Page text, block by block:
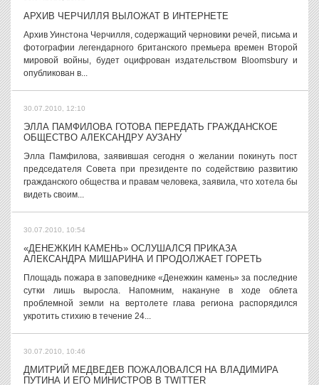
АРХИВ ЧЕРЧИЛЛЯ ВЫЛОЖАТ В ИНТЕРНЕТЕ
Архив Уинстона Черчилля, содержащий черновики речей, письма и
фотографии легендарного британского премьера времен Второй
мировой войны, будет оцифрован издательством Bloomsbury и
опубликован в...
30.07.2010, 12:10
ЭЛЛА ПАМФИЛОВА ГОТОВА ПЕРЕДАТЬ ГРАЖДАНСКОЕ
ОБЩЕСТВО АЛЕКСАНДРУ АУЗАНУ
Элла Памфилова, заявившая сегодня о желании покинуть пост
председателя Совета при президенте по содействию развитию
гражданского общества и правам человека, заявила, что хотела бы
видеть своим...
30.07.2010, 10:54
«ДЕНЕЖКИН КАМЕНЬ» ОСЛУШАЛСЯ ПРИКАЗА
АЛЕКСАНДРА МИШАРИНА И ПРОДОЛЖАЕТ ГОРЕТЬ
Площадь пожара в заповеднике «Денежкин камень» за последние
сутки лишь выросла. Напомним, накануне в ходе облета
проблемной земли на вертолете глава региона распорядился
укротить стихию в течение 24...
30.07.2010, 10:46
ДМИТРИЙ МЕДВЕДЕВ ПОЖАЛОВАЛСЯ НА ВЛАДИМИРА
ПУТИНА И ЕГО МИНИСТРОВ В TWITTER